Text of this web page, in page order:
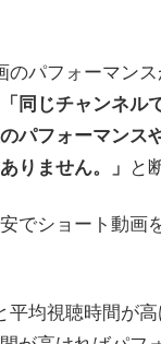
のパフォーマン
「同じチャンネ
パフォーマンス
りません。」
と
でショート動画
平均視聴時間が